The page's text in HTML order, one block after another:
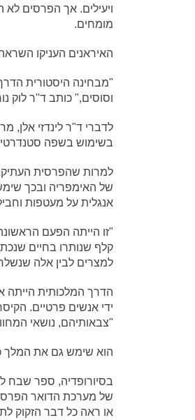
ויעילים. אך הפרסים
מומחים.
האיראנים העניקו
"מבחינה היסטורית
וסוסים," כותב ד"ר לוק
לדברי ד"ר לינדזי אלן,
בשימוש בשפה
למרות שהפרסית
של האימפריה ובכך
אנגלית על מעטפות
"זו הייתה הפעם
קלף שנותרו בחיים
למצרים לבין אלה
הדרך המלכותית הייתה
ידי אנשים פרטיים.
"צבאותיהם, נושאי
הוא שימש גם את המלך
בסיורופדיה, ספר שבח
של מערכת הדואר